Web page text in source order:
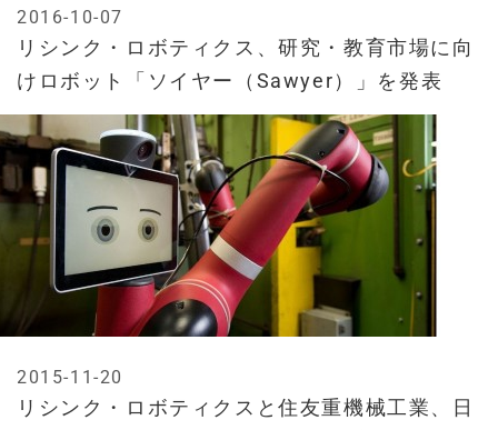
リシンク・ロボティクス、研究・教育市場に向
けロボット「ソイヤー（Sawyer）」を発表
2016-10-07
リシンク・ロボティクスと住友重機械工業、日
2015-11-20